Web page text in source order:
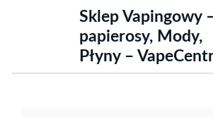
Sklep Vapingowy
papierosy, Mody,
Płyny –